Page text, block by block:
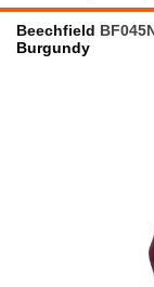
Beechfield
Burgundy